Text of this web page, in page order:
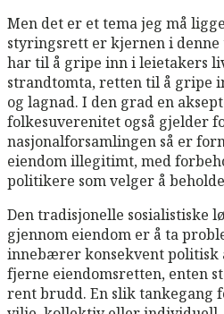
Men det er et tema jeg må
styringsrett er kjernen i denne
har til å gripe inn i leietakers
strandtomta, retten til å gripe
og lagnad. I den grad en
folkesuverenitet også gjelder
nasjonalforsamlingen så er
eiendom illegitimt, med
politikere som velger å
Den tradisjonelle sosialistiske
gjennom eiendom er å ta
innebærer konsekvent politisk
fjerne eiendomsretten, enten
rent brudd. En slik tankegang